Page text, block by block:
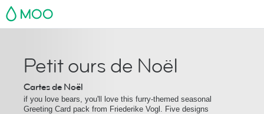
MOO
Petit ours de Noël
Cartes de Noël
if you love bears, you'll love this furry-themed seasonal
Greeting Card pack from Friederike Vogl. Five designs